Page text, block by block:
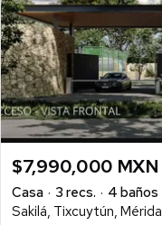
$7,990,000 MXN
Casa
3 recs. 4 baños
Sakilá, Tixcuytún, Mérida